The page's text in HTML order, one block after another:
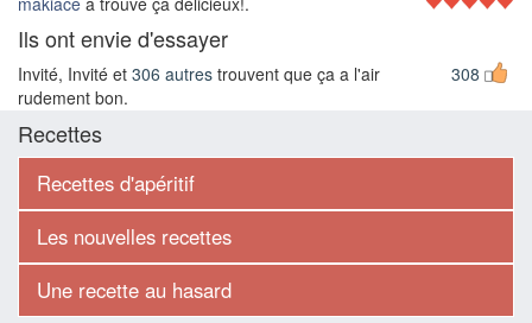
Ils ont envie d'essayer
308
Invité, Invité et 306 autres trouvent que ça a l'air
rudement bon.
Recettes
Recettes d'apéritif
Les nouvelles recettes
Une recette au hasard